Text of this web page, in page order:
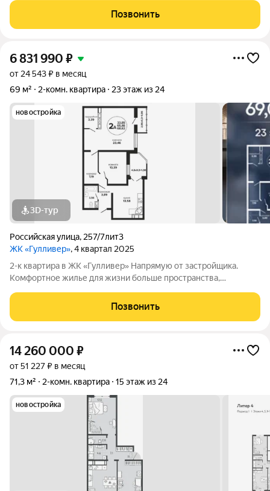
престижная локация, повышенный комфорт и выразительный
дизайн изящно подчеркивают высокий
Позвонить
6 831 990 ₽
от 24 543 ₽ в месяц
69 м²
2-комн. квартира 23 этаж из 24
новостройка
3D-тур
Российская улица, 257/7лит3
ЖК «Гулливер», 4 квартал 2025
2-к квартира в ЖК «Гулливер» Напрямую от застройщика.
Комфортное жилье для жизни больше пространства,
центра города около 15 минут;
Позвонить
14 260 000 ₽
от 51 227 ₽ в месяц
71,3 м²
2-комн. квартира 15 этаж из 24
новостройка